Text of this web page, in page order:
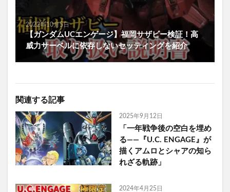
2022年10月5日
【ガンダムUCエンゲージ】福岡サザビー検証！高
威力サーベルに依存しないセッティングを紹介
関連する記事
2025年9月12日
「一年戦争後の空白を埋め
る――『U.C. ENGAGE』が
描くアムロとシャアの知ら
れざる軌跡」
2024年4月25日